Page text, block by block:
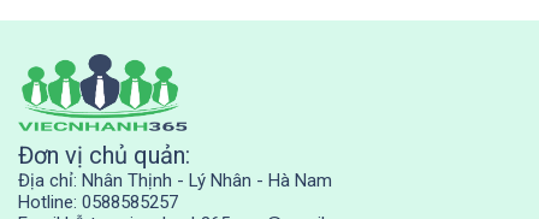
Đơn vị chủ quản:
Địa chỉ: Nhân Thịnh - Lý Nhân - Hà Nam
Hotline: 0588585257